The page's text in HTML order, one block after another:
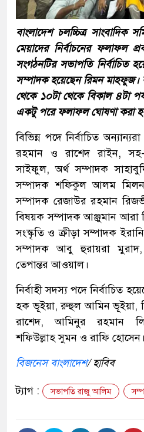
বাংলাদেশ চলচ্চিত্র সাংবাদিক
মেয়াদের নির্বাচনের ফলাফল
সংগঠনটির সভাপতি নির্বাচিত
সম্পাদক হয়েছেন রিমন
থেকে ১০টা থেকে বিকাল ৪টা
একটু পরে ফলাফল ঘোষণা করা
বিভিন্ন পদে নির্বাচিত
রহমান ও রাশেদ রাইন, সহ-
সাইফুল, অর্থ সম্পাদক
সম্পাদক শফিকুল আলম
সম্পাদক রেজাউর রহমান
বিষয়ক সম্পাদক আঞ্জুমান আরা
সংস্কৃতি ও ক্রীড়া সম্পাদক
সম্পাদক আবু হুরায়রা
তেপান্তর আওয়াল।
নির্বাহী সদস্য পদে নির্বাচিত
হক ভূইয়া, রুহুল আমিন ভূইয়া,
রাশেদ, আমিনুর রহমান
শফিউল্লাহ সুমন ও রাফি হোসেন।
বিজনেস বাংলাদেশ/ হাবিব
ট্যাগ : সভাপতি রাজু আলিম